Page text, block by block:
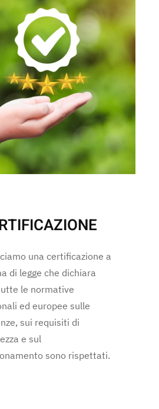
una certificazione a
di legge che dichiara
le normative
ed europee sulle
sui requisiti di
e sul
sono rispettati.